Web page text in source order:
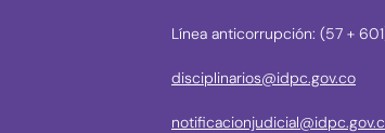
Línea anticorrupción: (57 +
disciplinarios@idpc.gov.co